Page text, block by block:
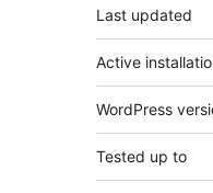
Last updated
Active
WordPress
Tested up to